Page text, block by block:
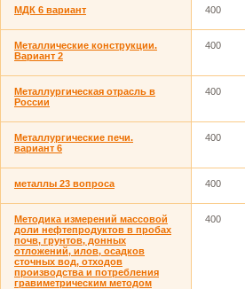
МДК 6 вариант 400
Металлические конструкции.
Вариант 2
400
Металлургическая отрасль в
России
400
Металлургические печи.
вариант 6
400
металлы 23 вопроса 400
Методика измерений массовой
доли нефтепродуктов в пробах
почв, грунтов, донных
отложений, илов, осадков
сточных вод, отходов
производства и потребления
гравиметрическим методом
400